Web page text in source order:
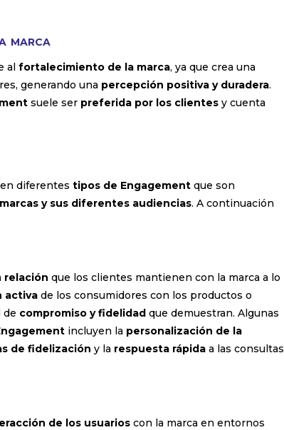
marca
alfortalecimiento de la marca, ya que crea una
generando una percepción positiva y duradera.
suele ser preferida por los clientes y cuenta
diferentestipos de Engagement que son
y sus diferentes audiencias. A continuación
relación que los clientes mantienen con la marca a lo
activa de los consumidores con los productos o
de compromiso y fidelidad que demuestran. Algunas
incluyen la personalización de la
de fidelización y la respuesta rápida a las consultas
de los usuarios con la marca en entornos